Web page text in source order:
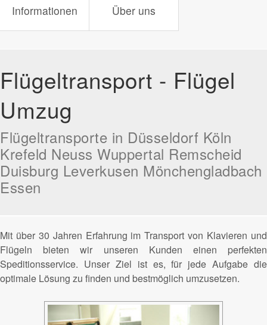
Informationen Über uns
Flügeltransport - Flügel
Umzug
Flügeltransporte in Düsseldorf Köln
Krefeld Neuss Wuppertal Remscheid
Duisburg Leverkusen Mönchengladbach
Essen
Mit über 30 Jahren Erfahrung im Transport von Klavieren und
Flügeln bieten wir unseren Kunden einen perfekten
Speditionsservice. Unser Ziel ist es, für jede Aufgabe die
optimale Lösung zu finden und bestmöglich umzusetzen.